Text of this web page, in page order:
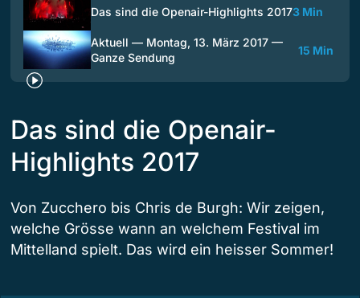
Das sind die Openair-Highlights 20173 Min
Aktuell — Montag, 13. März 2017 —
Ganze Sendung
15 Min
Das sind die Openair-
Highlights 2017
Von Zucchero bis Chris de Burgh: Wir zeigen,
welche Grösse wann an welchem Festival im
Mittelland spielt. Das wird ein heisser Sommer!